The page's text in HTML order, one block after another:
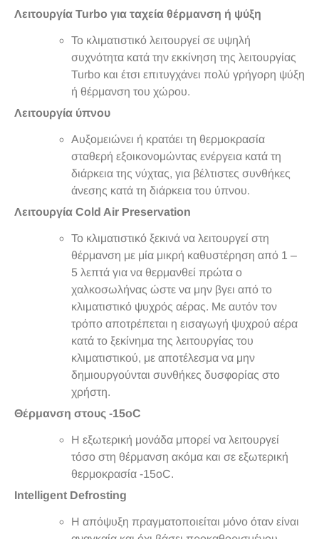
Λειτουργία Turbo για ταχεία θέρμανση ή ψύξη
Το κλιματιστικό λειτουργεί σε υψηλή
συχνότητα κατά την εκκίνηση της λειτουργίας
Turbo και έτσι επιτυγχάνει πολύ γρήγορη ψύξη
ή θέρμανση του χώρου.
Λειτουργία ύπνου
Αυξομειώνει ή κρατάει τη θερμοκρασία
σταθερή εξοικονομώντας ενέργεια κατά τη
διάρκεια της νύχτας, για βέλτιστες συνθήκες
άνεσης κατά τη διάρκεια του ύπνου.
Λειτουργία Cold Air Preservation
Το κλιματιστικό ξεκινά να λειτουργεί στη
θέρμανση με μία μικρή καθυστέρηση από 1 –
5 λεπτά για να θερμανθεί πρώτα ο
χαλκοσωλήνας ώστε να μην βγει από το
κλιματιστικό ψυχρός αέρας. Με αυτόν τον
τρόπο αποτρέπεται η εισαγωγή ψυχρού αέρα
κατά το ξεκίνημα της λειτουργίας του
κλιματιστικού, με αποτέλεσμα να μην
δημιουργούνται συνθήκες δυσφορίας στο
χρήστη.
Θέρμανση στους -15oC
Η εξωτερική μονάδα μπορεί να λειτουργεί
τόσο στη θέρμανση ακόμα και σε εξωτερική
θερμοκρασία -15oC.
Intelligent Defrosting
Η απόψυξη πραγματοποιείται μόνο όταν είναι